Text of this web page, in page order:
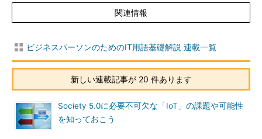
関連情報
ビジネスパーソンのためのIT用語基礎解説 連載一覧
新しい連載記事が 20 件あります
Society 5.0に必要不可欠な「IoT」の課題や可能性
を知っておこう